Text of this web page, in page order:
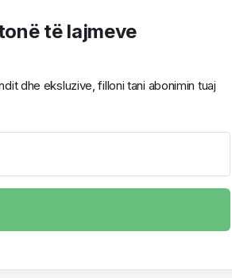
të lajmeve
dhe eksluzive, filloni tani abonimin tuaj